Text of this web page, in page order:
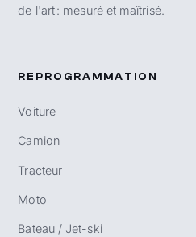
de l'art : mesuré et maîtrisé.
REPROGRAMMATION
Voiture
Camion
Tracteur
Moto
Bateau / Jet-ski